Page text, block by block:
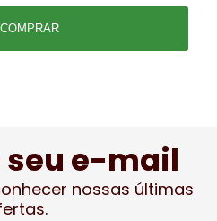
COMPRAR
e-mail
nossas últimas